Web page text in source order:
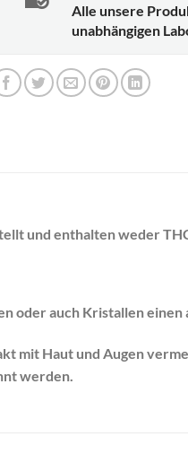
Alle unsere
unabhängigen
und enthalten weder
oder auch Kristallen
mit Haut und Augen
werden.